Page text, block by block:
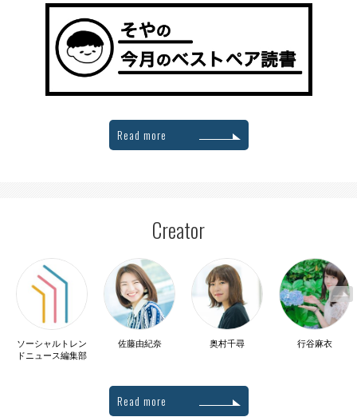
Read more
Creator
ソーシャルトレン
ドニュース編集部
佐藤由紀奈 奥村千尋 行谷麻衣
Read more